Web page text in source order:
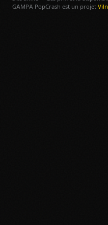
GAMPA PopCrash est un projet